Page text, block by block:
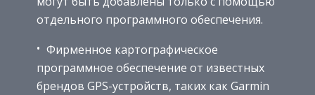
отдельного программного обеспечения.
Фирменное картографическое
программное обеспечение от известных
брендов GPS-устройств, таких как Garmin